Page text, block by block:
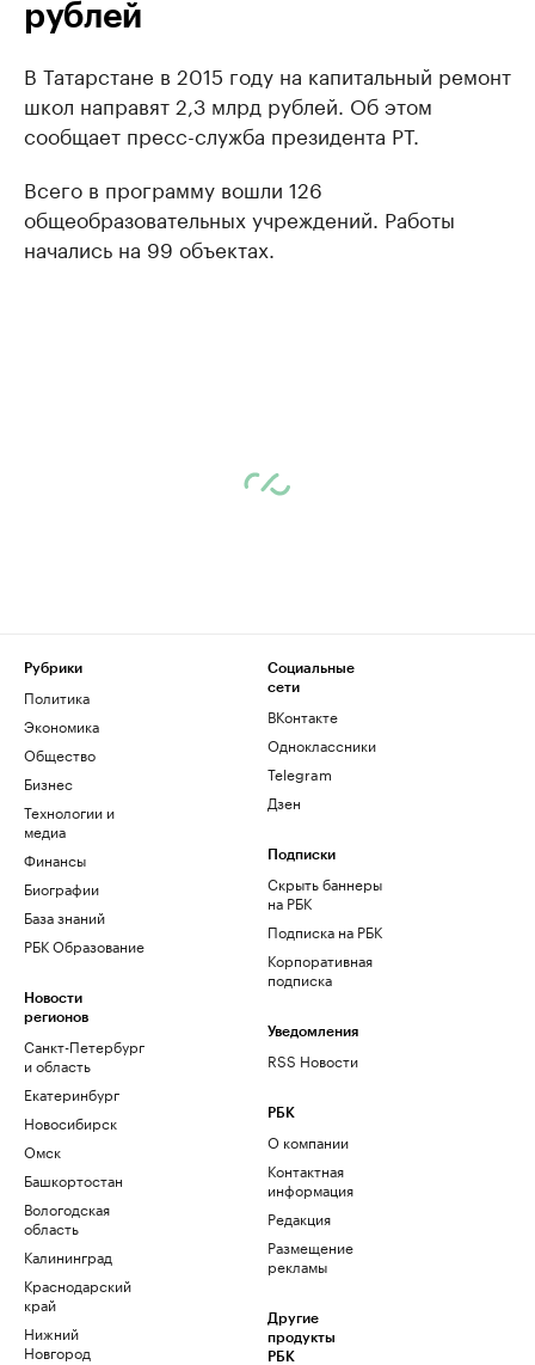
рублей
В Татарстане в 2015 году на капитальный ремонт
школ направят 2,3 млрд рублей. Об этом
сообщает пресс-служба президента РТ.
Всего в программу вошли 126
общеобразовательных учреждений. Работы
начались на 99 объектах.
Рубрики
Политика
Экономика
Общество
Бизнес
Технологии и
медиа
Финансы
Биографии
База знаний
РБК Образование
Новости
регионов
Санкт-Петербург
и область
Екатеринбург
Новосибирск
Омск
Башкортостан
Вологодская
область
Калининград
Краснодарский
край
Нижний
Новгород
Социальные
сети
ВКонтакте
Одноклассники
Telegram
Дзен
Подписки
Скрыть баннеры
на РБК
Подписка на РБК
Корпоративная
подписка
Уведомления
RSS Новости
РБК
О компании
Контактная
информация
Редакция
Размещение
рекламы
Другие
продукты
РБК